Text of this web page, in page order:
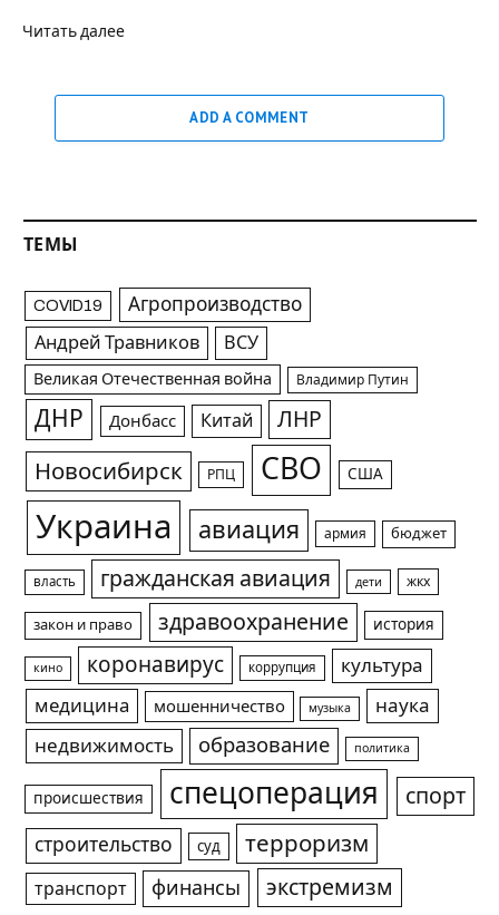
Читать далее
ADD A COMMENT
ТЕМЫ
COVID19 Агропроизводство
Андрей Травников ВСУ
Великая Отечественная война Владимир Путин
ДНР Донбасс Китай ЛНР
Новосибирск РПЦ СВО США
Украина авиация армия бюджет
власть гражданская авиация дети жкх
закон и право здравоохранение история
кино коронавирус коррупция
культура
медицина
мошенничество музыка
наука
недвижимость
образование политика
происшествия спецоперация спорт
строительство суд терроризм
транспорт финансы экстремизм